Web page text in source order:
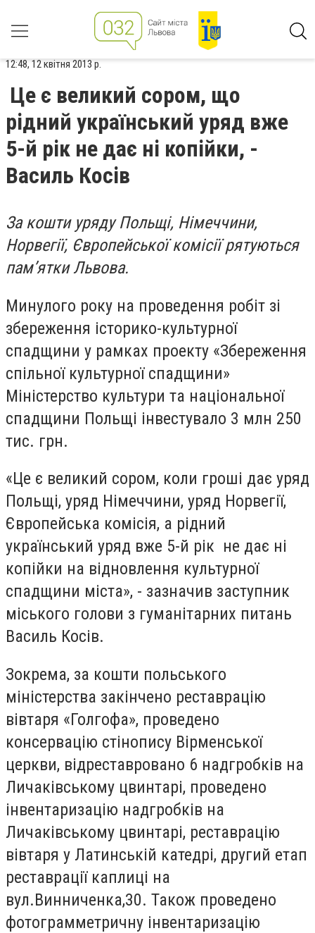
12:48, 12 квітня 2013 р.
Це є великий сором, що
рідний український уряд вже
5-й рік не дає ні копійки, -
Василь Косів
За кошти уряду Польщі, Німеччини,
Норвегії, Європейської комісії рятуються
пам’ятки Львова.
Минулого року на проведення робіт зі
збереження історико-культурної
спадщини у рамках проекту «Збереження
спільної культурної спадщини»
Міністерство культури та національної
спадщини Польщі інвестувало 3 млн 250
тис. грн.
«Це є великий сором, коли гроші дає уряд
Польщі, уряд Німеччини, уряд Норвегії,
Європейська комісія, а рідний
український уряд вже 5-й рік не дає ні
копійки на відновлення культурної
спадщини міста», - зазначив заступник
міського голови з гуманітарних питань
Василь Косів.
Зокрема, за кошти польського
міністерства закінчено реставрацію
вівтаря «Голгофа», проведено
консервацію стінопису Вірменської
церкви, відреставровано 6 надгробків на
Личаківському цвинтарі, проведено
інвентаризацію надгробків на
Личаківському цвинтарі, реставрацію
вівтаря у Латинській катедрі, другий етап
реставрації каплиці на
вул.Винниченка,30. Також проведено
фотограмметричну інвентаризацію